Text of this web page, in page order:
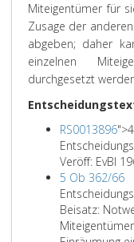
Miteigentümer für
Zusage der
abgeben; daher
einzelnen
durchgesetzt
RS0013896">
Veröff: EvBl
5 Ob 362/66
Beisatz: